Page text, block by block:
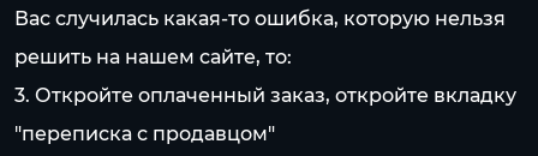
Вас случилась какая-то ошибка, которую нельзя
решить на нашем сайте, то:
3. Откройте оплаченный заказ, откройте вкладку
"переписка с продавцом"